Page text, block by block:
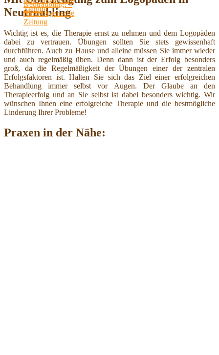
Neutraubling
Wichtig ist es, die Therapie ernst zu nehmen und dem Logopäden
dabei zu vertrauen. Übungen sollten Sie stets gewissenhaft
durchführen. Auch zu Hause und alleine müssen Sie immer wieder
und auch regelmäßig üben. Denn dann ist der Erfolg besonders
groß, da die Regelmäßigkeit der Übungen einer der zentralen
Erfolgsfaktoren ist. Halten Sie sich das Ziel einer erfolgreichen
Behandlung immer selbst vor Augen. Der Glaube an den
Therapieerfolg und an Sie selbst ist dabei besonders wichtig. Wir
wünschen Ihnen eine erfolgreiche Therapie und die bestmögliche
Linderung Ihrer Probleme!
Praxen in der Nähe: